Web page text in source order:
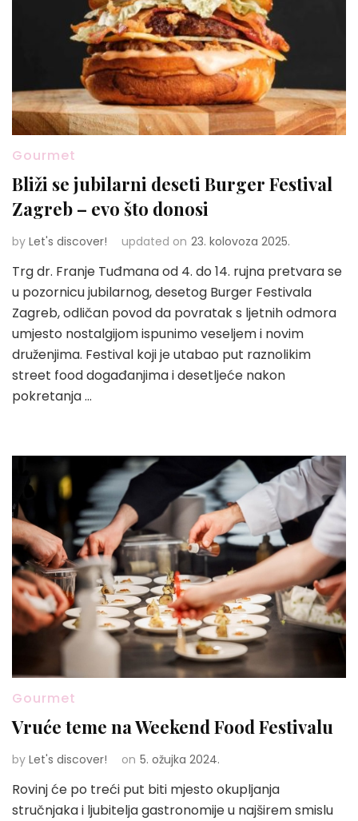
Gourmet
Bliži se jubilarni deseti Burger Festival
Zagreb – evo što donosi
by Let's discover! updated on 23. kolovoza 2025.
Trg dr. Franje Tuđmana od 4. do 14. rujna pretvara se
u pozornicu jubilarnog, desetog Burger Festivala
Zagreb, odličan povod da povratak s ljetnih odmora
umjesto nostalgijom ispunimo veseljem i novim
druženjima. Festival koji je utabao put raznolikim
street food događanjima i desetljeće nakon
pokretanja …
Gourmet
Vruće teme na Weekend Food Festivalu
by Let's discover! on 5. ožujka 2024.
Rovinj će po treći put biti mjesto okupljanja
stručnjaka i ljubitelja gastronomije u najširem smislu